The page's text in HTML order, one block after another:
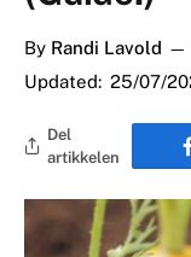
By Randi Lavold
Updated: 25/07/
Del
artikkelen